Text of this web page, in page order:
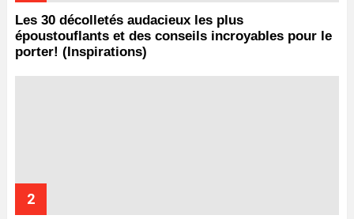
Les 30 décolletés audacieux les plus
époustouflants et des conseils incroyables pour le
porter! (Inspirations)